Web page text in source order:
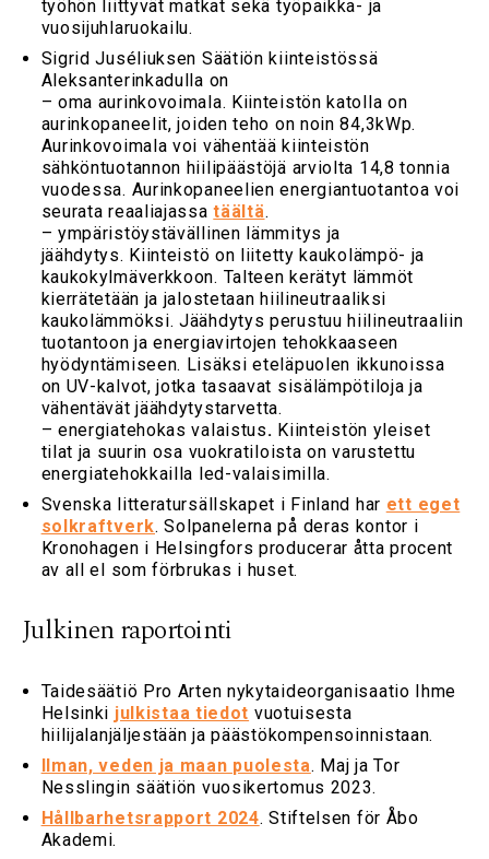
työhön liittyvät matkat sekä työpaikka- ja
vuosijuhlaruokailu.
Sigrid Juséliuksen Säätiön kiinteistössä
Aleksanterinkadulla on
– oma aurinkovoimala. Kiinteistön katolla on
aurinkopaneelit, joiden teho on noin 84,3kWp.
Aurinkovoimala voi vähentää kiinteistön
sähköntuotannon hiilipäästöjä arviolta 14,8 tonnia
vuodessa. Aurinkopaneelien energiantuotantoa voi
seurata reaaliajassatäältä.
– ympäristöystävällinen lämmitys ja
jäähdytys. Kiinteistö on liitetty kaukolämpö- ja
kaukokylmäverkkoon. Talteen kerätyt lämmöt
kierrätetään ja jalostetaan hiilineutraaliksi
kaukolämmöksi. Jäähdytys perustuu hiilineutraaliin
tuotantoon ja energiavirtojen tehokkaaseen
hyödyntämiseen. Lisäksi eteläpuolen ikkunoissa
on UV-kalvot, jotka tasaavat sisälämpötiloja ja
vähentävät jäähdytystarvetta.
– energiatehokas valaistus. Kiinteistön yleiset
tilat ja suurin osa vuokratiloista on varustettu
energiatehokkailla led-valaisimilla.
Svenska litteratursällskapet i Finland har ett eget
solkraftverk. Solpanelerna på deras kontor i
Kronohagen i Helsingfors producerar åtta procent
av all el som förbrukas i huset.
Julkinen raportointi
Taidesäätiö Pro Arten nykytaideorganisaatio Ihme
Helsinki julkistaa tiedot vuotuisesta
hiilijalanjäljestään ja päästökompensoinnistaan.
Ilman, veden ja maan puolesta. Maj ja Tor
Nesslingin säätiön vuosikertomus 2023.
Hållbarhetsrapport 2024. Stiftelsen för Åbo
Akademi.